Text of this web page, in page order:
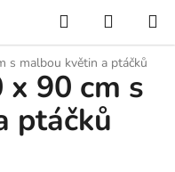
Hledat
KOŠÍK
s malbou květin a ptáčků
x 90 cm s
ptáčků